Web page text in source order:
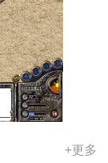
+更多